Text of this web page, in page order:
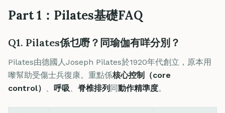
Part 1：Pilates基礎FAQ
Q1. Pilates係乜嘢？同瑜伽有咩分別？
Pilates由德國人Joseph Pilates於1920年代創立，原本用
嚟幫助受傷士兵復康。重點係核心控制（core
control） 、 呼吸、脊椎排列 同動作精準度。